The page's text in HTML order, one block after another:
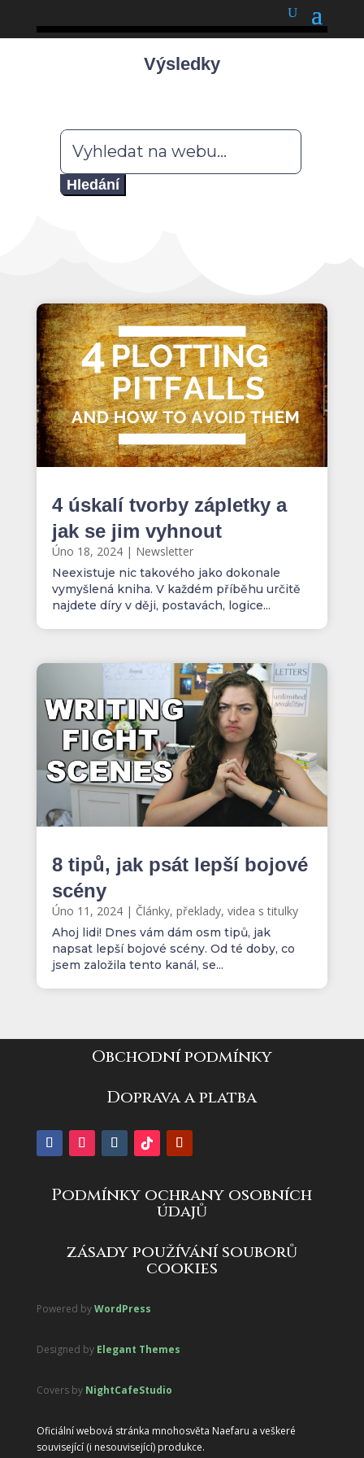
Výsledky
Hledat:
4 úskalí tvorby zápletky a
jak se jim vyhnout
Úno 18, 2024| Newsletter
Neexistuje nic takového jako dokonale
vymyšlená kniha. V každém příběhu určitě
najdete díry v ději, postavách, logice...
8 tipů, jak psát lepší bojové
scény
Úno 11, 2024| Články, překlady, videa s titulky
Ahoj lidi! Dnes vám dám osm tipů, jak
napsat lepší bojové scény. Od té doby, co
jsem založila tento kanál, se...
Obchodní podmínky
Doprava a platba
Podmínky ochrany osobních
údajů
zásady používání souborů
cookies
Powered byWordPress
Designed by Elegant Themes
Covers by NightCafeStudio
Oficiální webová stránka mnohosvěta Naefaru a veškeré
související (i nesouvisející) produkce.